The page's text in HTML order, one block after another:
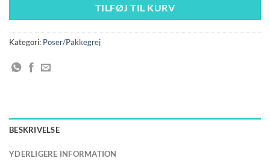
TILFØJ TIL KURV
Kategori: Poser/Pakkegrej
BESKRIVELSE
YDERLIGERE INFORMATION